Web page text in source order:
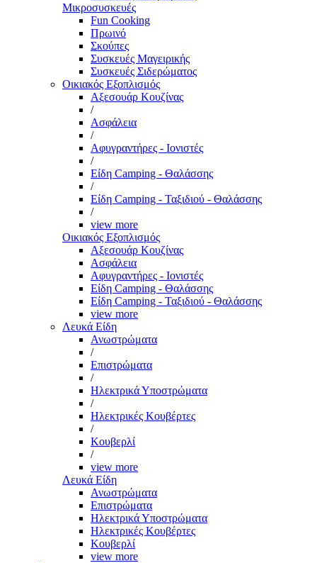
Μικροσυσκευές
Fun Cooking
Πρωινό
Σκούπες
Συσκευές Μαγειρικής
Συσκευές Σιδερώματος
Οικιακός Εξοπλισμός
Αξεσουάρ Κουζίνας
/
Ασφάλεια
/
Αφυγραντήρες - Ιονιστές
/
Είδη Camping - Θαλάσσης
/
Είδη Camping - Ταξιδιού - Θαλάσσης
/
view more
Οικιακός Εξοπλισμός
Αξεσουάρ Κουζίνας
Ασφάλεια
Αφυγραντήρες - Ιονιστές
Είδη Camping - Θαλάσσης
Είδη Camping - Ταξιδιού - Θαλάσσης
view more
Λευκά Είδη
Ανωστρώματα
/
Επιστρώματα
/
Ηλεκτρικά Υποστρώματα
/
Ηλεκτρικές Κουβέρτες
/
Κουβερλί
/
view more
Λευκά Είδη
Ανωστρώματα
Επιστρώματα
Ηλεκτρικά Υποστρώματα
Ηλεκτρικές Κουβέρτες
Κουβερλί
view more